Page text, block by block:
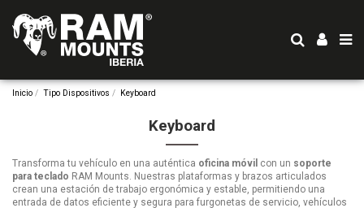
Inicio Tipo Dispositivos Keyboard
Keyboard
Transforma tu vehículo en una auténtica oficina móvil con un soporte
para teclado RAM Mounts. Nuestras plataformas y brazos articulados
crean una estación de trabajo ergonómica y estable, permitiendo una
entrada de datos eficiente y segura para furgonetas de servicio, vehículos